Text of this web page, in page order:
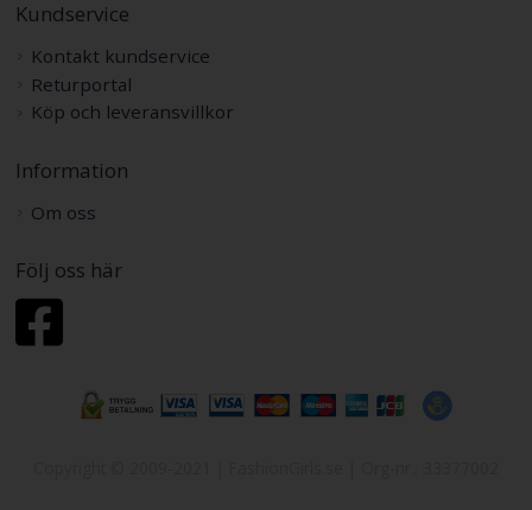
Kundservice
Kontakt kundservice
Returportal
Köp och leveransvillkor
Information
Om oss
Följ oss här